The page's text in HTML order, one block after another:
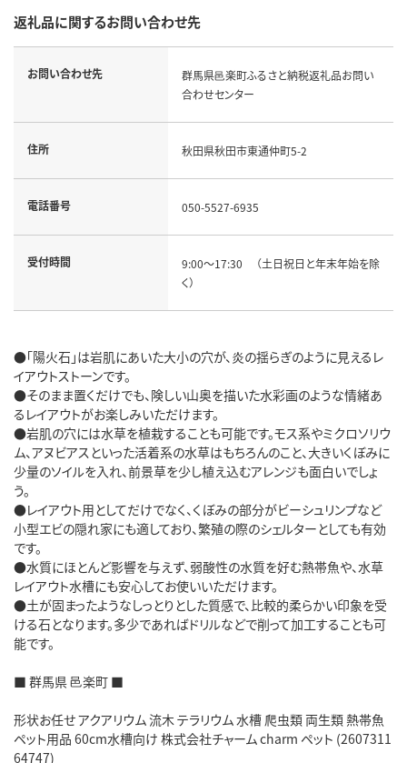
返礼品に関するお問い合わせ先
お問い合わせ先
群馬県邑楽町ふるさと納税返礼品お問い
合わせセンター
住所 秋田県秋田市東通仲町5-2
電話番号 050-5527-6935
受付時間
9:00～17:30 （土日祝日と年末年始を除
く）
●「陽火石」は岩肌にあいた大小の穴が、炎の揺らぎのように見えるレ
イアウトストーンです。
●そのまま置くだけでも、険しい山奥を描いた水彩画のような情緒あ
るレイアウトがお楽しみいただけます。
●岩肌の穴には水草を植栽することも可能です。モス系やミクロソリウ
ム、アヌビアスといった活着系の水草はもちろんのこと、大きいくぼみに
少量のソイルを入れ、前景草を少し植え込むアレンジも面白いでしょ
う。
●レイアウト用としてだけでなく、くぼみの部分がビーシュリンプなど
小型エビの隠れ家にも適しており、繁殖の際のシェルターとしても有効
です。
●水質にほとんど影響を与えず、弱酸性の水質を好む熱帯魚や、水草
レイアウト水槽にも安心してお使いいただけます。
●土が固まったようなしっとりとした質感で、比較的柔らかい印象を受
ける石となります。多少であればドリルなどで削って加工することも可
能です。
■ 群馬県 邑楽町 ■
形状お任せ アクアリウム 流木 テラリウム 水槽 爬虫類 両生類 熱帯魚
ペット用品 60cm水槽向け 株式会社チャーム charm ペット (2607311
64747)